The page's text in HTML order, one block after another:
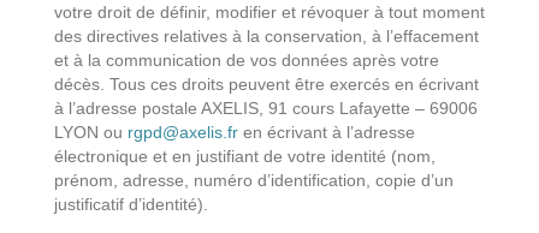
votre droit de définir, modifier et révoquer à tout moment
des directives relatives à la conservation, à l’effacement
et à la communication de vos données après votre
décès. Tous ces droits peuvent être exercés en écrivant
à l’adresse postale AXELIS, 91 cours Lafayette – 69006
LYON ou rgpd@axelis.fr en écrivant à l’adresse
électronique et en justifiant de votre identité (nom,
prénom, adresse, numéro d’identification, copie d’un
justificatif d’identité).